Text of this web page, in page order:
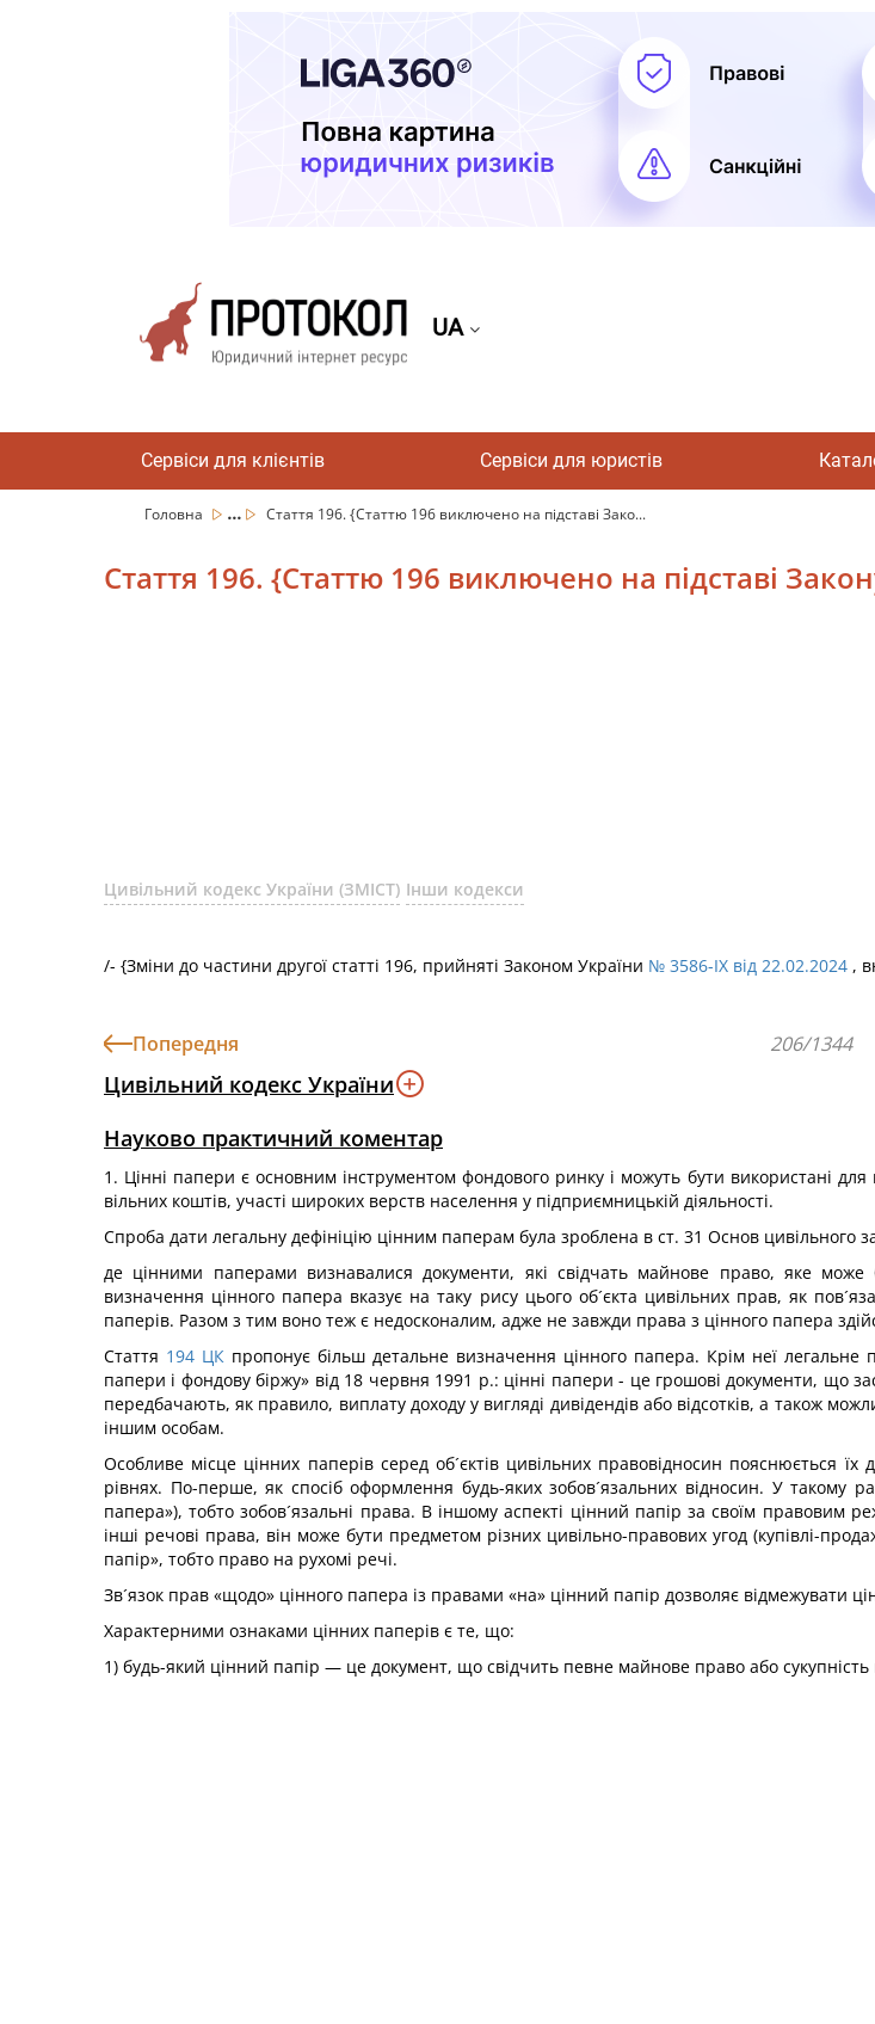
UA
Сервіси для клієнтів Сервіси для юристів
Головна ... Стаття 196. {Статтю 196 виключено на підставі Зако...
Стаття 196. {Статтю 196 виключено на підставі
Цивільний кодекс України (ЗМІСТ) Інши кодекси
/- {Зміни до частини другої статті 196, прийняті Законом України № 3586-IX від 22.02.2024 ,
Попередня 206/1344
Цивільний кодекс України
Науково практичний коментар
1. Цінні папери є основним інструментом фондового ринку і можуть бути використані для
вільних коштів, участі широких верств населення у підприємницькій діяльності.
Спроба дати легальну дефініцію цінним паперам була зроблена в ст. 31 Основ цивільного
де цінними паперами визнавалися документи, які свідчать майнове право, яке
визначення цінного папера вказує на таку рису цього об´єкта цивільних прав, як
паперів. Разом з тим воно теж є недосконалим, адже не завжди права з цінного папера
Стаття 194 ЦК пропонує більш детальне визначення цінного папера. Крім неї
папери і фондову біржу» від 18 червня 1991 р.: цінні папери - це грошові документи, що
передбачають, як правило, виплату доходу у вигляді дивідендів або відсотків, а також
іншим особам.
Особливе місце цінних паперів серед об´єктів цивільних правовідносин пояснюється
рівнях. По-перше, як спосіб оформлення будь-яких зобов´язальних відносин. У
папера»), тобто зобов´язальні права. В іншому аспекті цінний папір за своїм
інші речові права, він може бути предметом різних цивільно-правових угод (купівлі-
папір», тобто право на рухомі речі.
Зв´язок прав «щодо» цінного папера із правами «на» цінний папір дозволяє відмежувати
Характерними ознаками цінних паперів є те, що:
1) будь-який цінний папір — це документ, що свідчить певне майнове право або